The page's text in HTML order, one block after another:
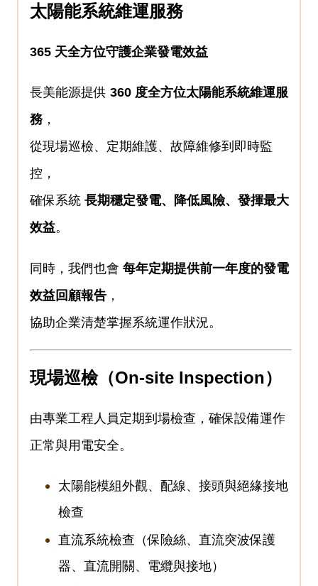
太陽能系統維運服務
365 天全方位守護企業發電效益
長美能源提供360 度全方位太陽能系統維運服
務，
從現場巡檢、定期維護、故障維修到即時監
控，
確保系統長期穩定發電、降低風險、發揮最大
效益。
同時，我們也會每年定期提供前一年度的發電
效益回顧報告 ，
協助企業清楚掌握系統運作狀況。
現場巡檢（On-site Inspection）
由專業工程人員定期到場檢查，確保設備運作
正常與用電安全。
太陽能模組外觀、配線、接頭與絕緣接地
檢查
直流系統檢查（保險絲、直流突波保護
器、直流開關、電纜與接地）